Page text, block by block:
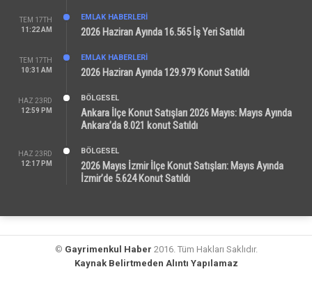
TEM 17TH
11:22 AM
EMLAK HABERLERI
2026 Haziran Ayında 16.565 İş Yeri Satıldı
TEM 17TH
10:31 AM
EMLAK HABERLERI
2026 Haziran Ayında 129.979 Konut Satıldı
HAZ 23RD
12:59 PM
BÖLGESEL
Ankara İlçe Konut Satışları 2026 Mayıs: Mayıs Ayında
Ankara’da 8.021 konut Satıldı
HAZ 23RD
12:17 PM
BÖLGESEL
2026 Mayıs İzmir İlçe Konut Satışları: Mayıs Ayında
İzmir’de 5.624 Konut Satıldı
© Gayrimenkul Haber 2016. Tüm Hakları Saklıdır.
Kaynak Belirtmeden Alıntı Yapılamaz